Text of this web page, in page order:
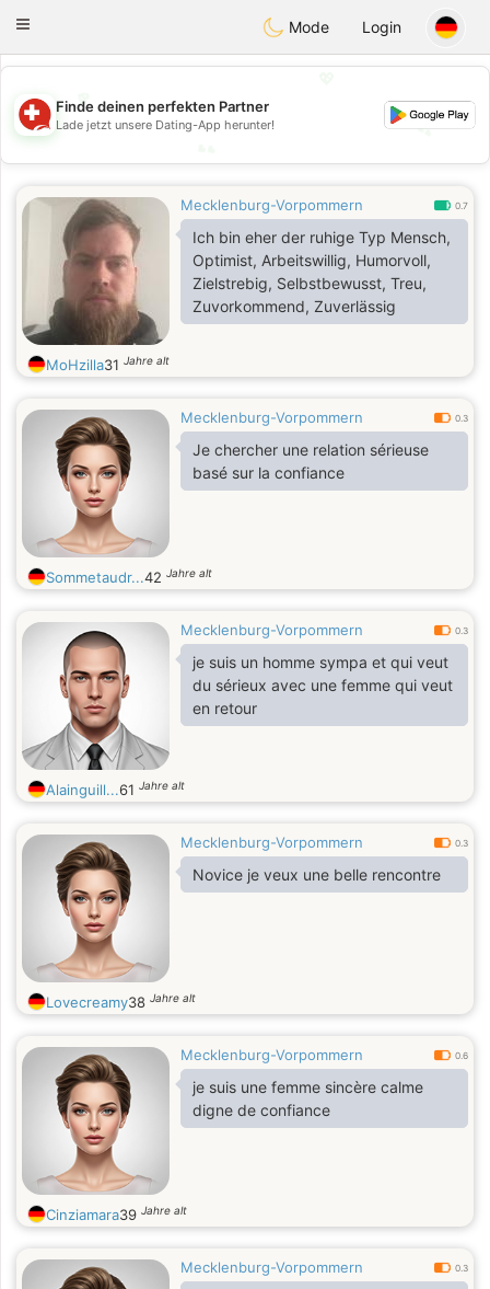
Suissi
Toggle
Mode Login
💕
Finde deinen perfekten Partner
Lade jetzt unsere Dating-App herunter!
Mecklenburg-Vorpommern 0.7
Ich bin eher der ruhige Typ Mensch,
Optimist, Arbeitswillig, Humorvoll,
Zielstrebig, Selbstbewusst, Treu,
Zuvorkommend, Zuverlässig
MoHzilla31 Jahre alt
Mecklenburg-Vorpommern 0.3
Je chercher une relation sérieuse
basé sur la confiance
Sommetaudr...42 Jahre alt
Mecklenburg-Vorpommern 0.3
je suis un homme sympa et qui veut
du sérieux avec une femme qui veut
en retour
Alainguill...61 Jahre alt
Mecklenburg-Vorpommern 0.3
Novice je veux une belle rencontre
Lovecreamy38 Jahre alt
Mecklenburg-Vorpommern 0.6
je suis une femme sincère calme
digne de confiance
Cinziamara39 Jahre alt
Mecklenburg-Vorpommern 0.3